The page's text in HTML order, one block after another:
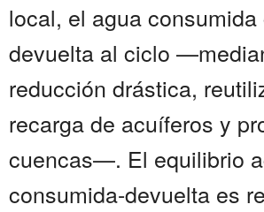
local, el agua
devuelta al ciclo
reducción drástica,
recarga de acuíferos y
cuencas—. El equilibrio
consumida-devuelta es